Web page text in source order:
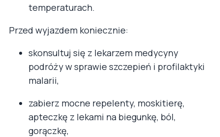
temperaturach.
Przed wyjazdem koniecznie:
skonsultuj się z lekarzem medycyny
podróży w sprawie szczepień i profilaktyki
malarii,
zabierz mocne repelenty, moskitierę,
apteczkę z lekami na biegunkę, ból,
gorączkę,